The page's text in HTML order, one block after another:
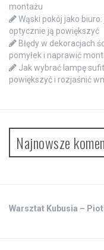
montażu
Wąski pokój jako
optycznie ją powiększyć
Błędy w dekoracjach
pomyłek i naprawić
Jak wybrać lampę
powiększyć i rozjaśnić
Najnowsze
Warsztat Kubusia –